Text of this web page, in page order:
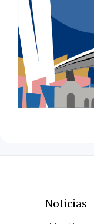
Noticias